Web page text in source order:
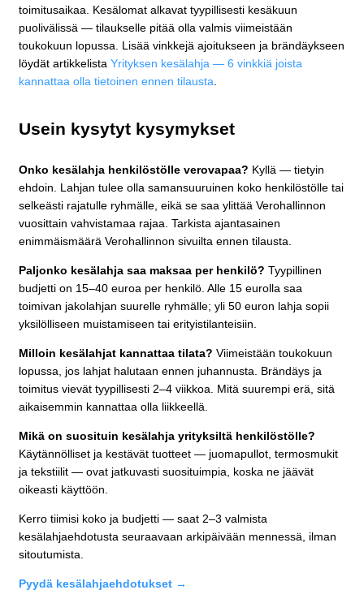
toimitusaikaa. Kesälomat alkavat tyypillisesti kesäkuun
puolivälissä — tilaukselle pitää olla valmis viimeistään
toukokuun lopussa. Lisää vinkkejä ajoitukseen ja brändäykseen
löydät artikkelista Yrityksen kesälahja — 6 vinkkiä joista
kannattaa olla tietoinen ennen tilausta
Usein kysytyt kysymykset
Onko kesälahja henkilöstölle verovapaa? Kyllä — tietyin
ehdoin. Lahjan tulee olla samansuuruinen koko henkilöstölle tai
selkeästi rajatulle ryhmälle, eikä se saa ylittää Verohallinnon
vuosittain vahvistamaa rajaa. Tarkista ajantasainen
enimmäismäärä Verohallinnon sivuilta ennen tilausta.
Paljonko kesälahja saa maksaa per henkilö? Tyypillinen
budjetti on 15–40 euroa per henkilö. Alle 15 eurolla saa
toimivan jakolahjan suurelle ryhmälle; yli 50 euron lahja sopii
yksilölliseen muistamiseen tai erityistilanteisiin.
Milloin kesälahjat kannattaa tilata? Viimeistään toukokuun
lopussa, jos lahjat halutaan ennen juhannusta. Brändäys ja
toimitus vievät tyypillisesti 2–4 viikkoa. Mitä suurempi erä, sitä
aikaisemmin kannattaa olla liikkeellä.
Mikä on suosituin kesälahja yrityksiltä henkilöstölle?
Käytännölliset ja kestävät tuotteet — juomapullot, termosmukit
ja tekstiilit — ovat jatkuvasti suosituimpia, koska ne jäävät
oikeasti käyttöön.
Kerro tiimisi koko ja budjetti — saat 2–3 valmista
kesälahjaehdotusta seuraavaan arkipäivään mennessä, ilman
sitoutumista.
Pyydä kesälahjaehdotukset →